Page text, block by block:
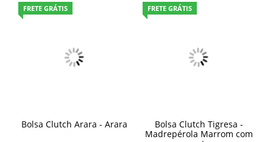
FRETE GRÁTIS
Bolsa Clutch Arara - Arara
FRETE GRÁTIS
Bolsa Clutch Tigresa -
Madrepérola Marrom com